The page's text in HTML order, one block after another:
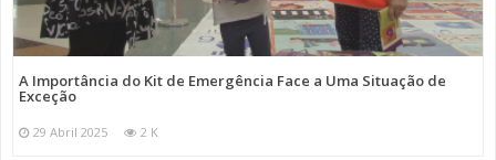
A Importância do Kit de Emergência Face a Uma Situação de
Exceção
29 Abril 2025 2 K